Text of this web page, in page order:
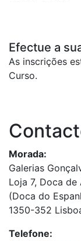
Efectue a
As inscrições
Curso.
Morada:
Galerias
Loja 7, Doca de
(Doca do
1350-352
Telefone: